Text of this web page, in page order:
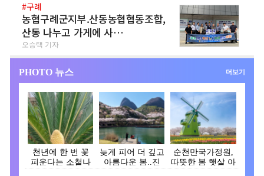
#구례
농협구례군지부.산동농협협동조합,
산동 나누고 가게에 사…
오승택 기자
PHOTO 뉴스 더보기
천년에 한 번 꽃
피운다는 소철나
늦게 피어 더 깊고
아름다운 봄..진
순천만국가정원,
따뜻한 봄 햇살 아